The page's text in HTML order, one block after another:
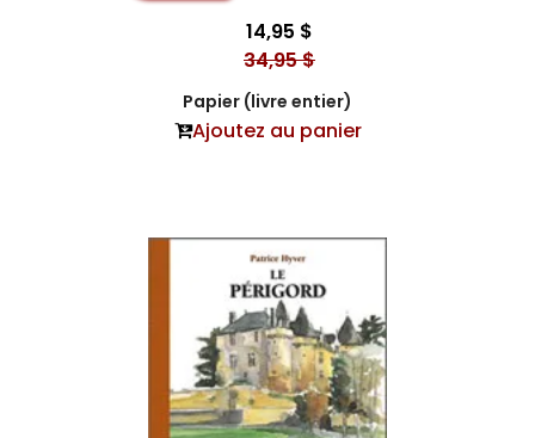
14,95 $
34,95 $
Papier (livre entier)
Ajoutez au panier